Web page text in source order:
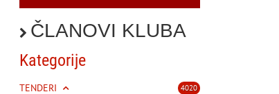
ČLANOVI KLUBA
Kategorije
4020
TENDERI